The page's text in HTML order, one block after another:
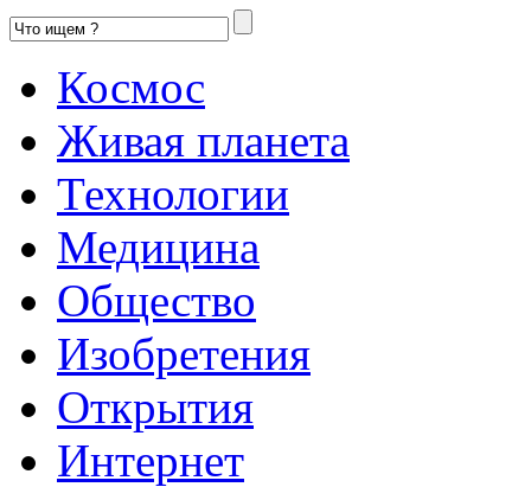
Космос
Живая планета
Технологии
Медицина
Общество
Изобретения
Открытия
Интернет